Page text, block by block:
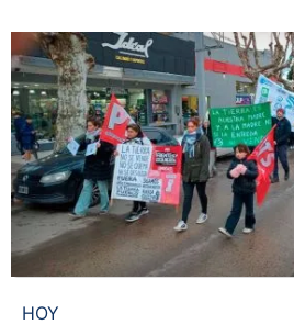
HOY